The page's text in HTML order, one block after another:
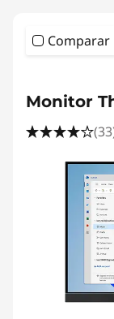
Comparar
Monitor